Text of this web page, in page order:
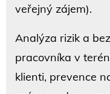
veřejný zájem).
Analýza rizik a
pracovníka v
klienti, prevence